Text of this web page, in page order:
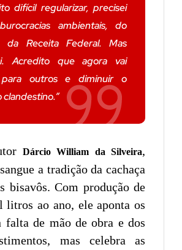
difícil regularizar, precisei
ambientais, do
da Receita Federal. Mas
Acredito que agora vai
para outros e diminuir o
Dárcio William da Silveira,
a tradição da cachaça
bisavôs. Com produção de
litros ao ano, ele aponta os
falta de mão de obra e dos
mas celebra as